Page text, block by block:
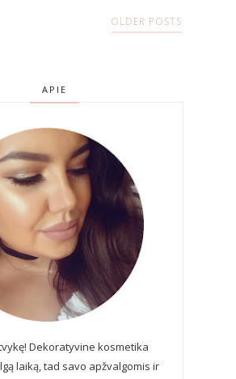
OLDER POSTS
APIE
Dekoratyvine kosmetika
laiką, tad savo apžvalgomis ir